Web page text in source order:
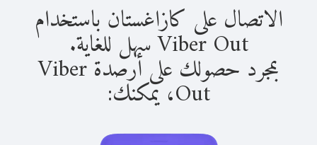
الاتصال على كازاغستان باستخدام
Viber Out سهل للغاية.
بمجرد حصولك على أرصدة Viber
Out، يمكنك: